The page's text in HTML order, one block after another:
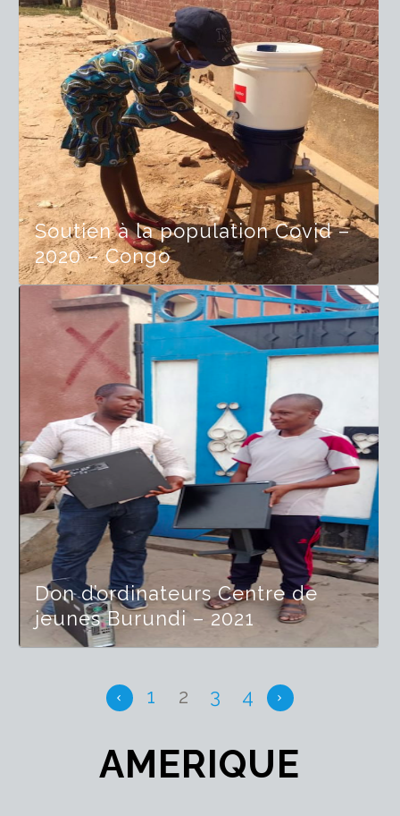
Soutien à la population Covid –
2020 – Congo
Don d’ordinateurs Centre de
jeunes Burundi – 2021
1 2 3 4
AMERIQUE